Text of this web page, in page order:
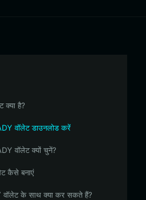
क्या है?
वॉलेट डाउनलोड करें
वॉलेट क्यों चुनें?
कैसे बनाएं
के साथ क्या कर सकते हैं?